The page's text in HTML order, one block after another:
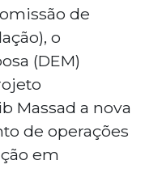
de
o
(DEM)
Massad a nova
de operações
em